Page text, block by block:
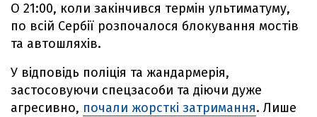
О 21:00, коли закінчився термін ультиматуму,
по всій Сербії розпочалося блокування мостів
та автошляхів.
У відповідь поліція та жандармерія,
застосовуючи спецзасоби та діючи дуже
агресивно, почали жорсткі затримання. Лише